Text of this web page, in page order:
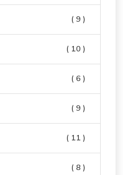
( 9 )
( 10 )
( 6 )
( 9 )
( 11 )
( 8 )